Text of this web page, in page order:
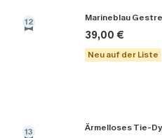
12
39,00 €
Neu auf der Liste
13 Ärmelloses Tie-